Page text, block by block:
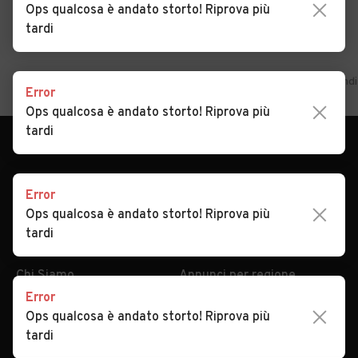
Home Veneto Belluno Selva di Cadore Auto usate in
AUTOMOBILE.IT
Serve aiuto?
Dati identificativi
Condizioni generali
ESPLORA
Marche e Modelli
Tipi di veicoli
Ops qualcosa è andato storto! Riprova più
tardi
Error
Ops qualcosa è andato storto! Riprova più
tardi
Error
Ops qualcosa è andato storto! Riprova più
tardi
Error
Ops qualcosa è andato storto! Riprova più
tardi